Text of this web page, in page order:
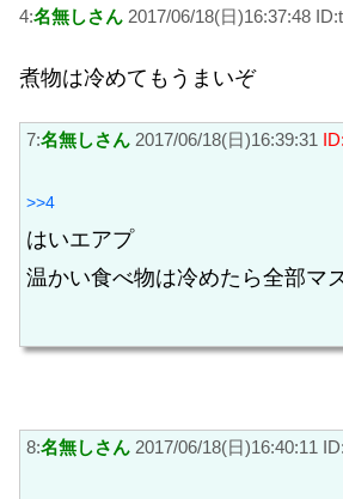
4:名無しさん 2017/06/18(日)16:37:48
煮物は冷めてもうまいぞ
7:名無しさん 2017/06/18(日)16:39:31
>>4
はいエアプ
温かい食べ物は冷めたら全部マ
8:名無しさん 2017/06/18(日)16:40:11